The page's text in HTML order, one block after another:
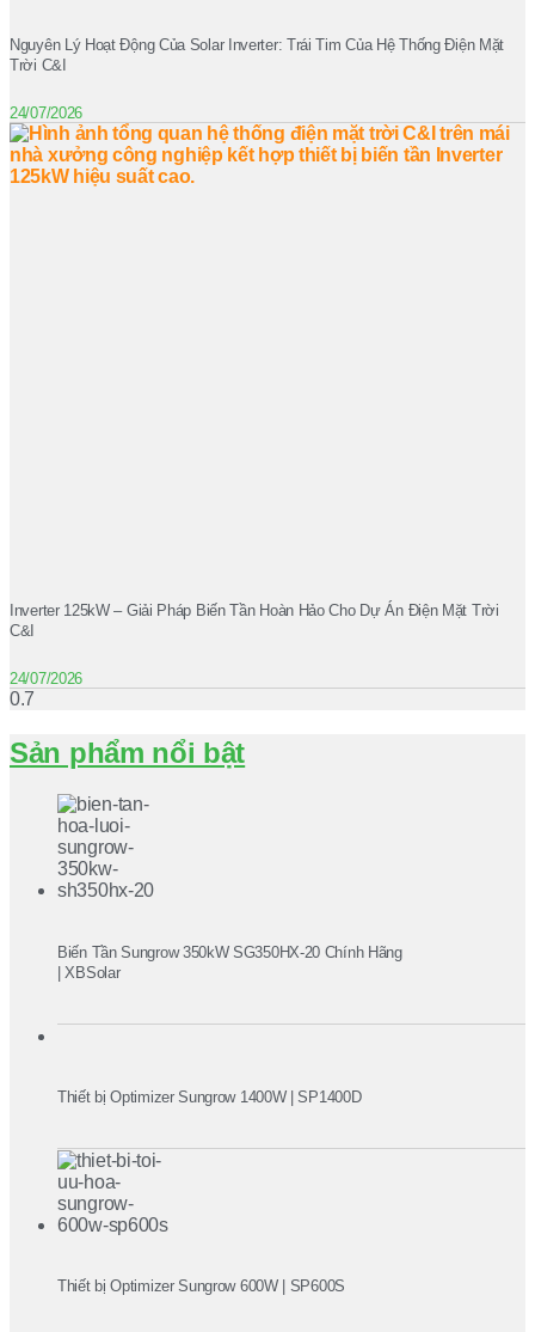
Nguyên Lý Hoạt Động Của Solar Inverter: Trái Tim Của Hệ Thống Điện Mặt
Trời C&I
24/07/2026
Inverter 125kW – Giải Pháp Biến Tần Hoàn Hảo Cho Dự Án Điện Mặt Trời
C&I
24/07/2026
Sản phẩm nổi bật
Biến Tần Sungrow 350kW SG350HX-20 Chính Hãng
| XBSolar
Thiết bị Optimizer Sungrow 1400W | SP1400D
Thiết bị Optimizer Sungrow 600W | SP600S